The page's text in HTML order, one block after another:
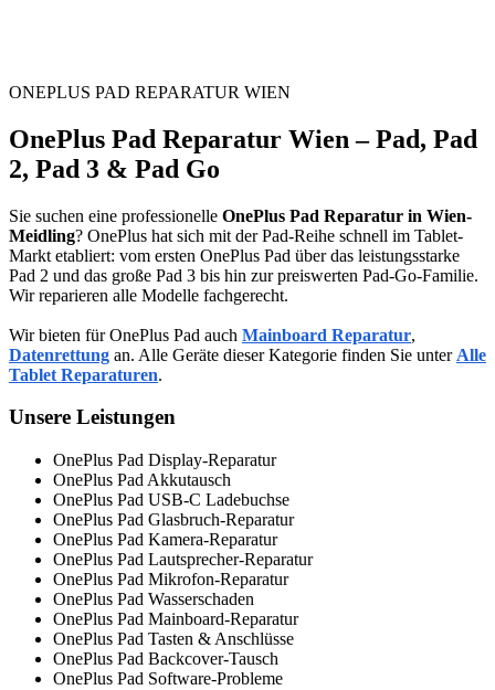
ONEPLUS PAD REPARATUR WIEN
OnePlus Pad Reparatur Wien – Pad, Pad
2, Pad 3 & Pad Go
Sie suchen eine professionelle OnePlus Pad Reparatur in Wien-
Meidling? OnePlus hat sich mit der Pad-Reihe schnell im Tablet-
Markt etabliert: vom ersten OnePlus Pad über das leistungsstarke
Pad 2 und das große Pad 3 bis hin zur preiswerten Pad-Go-Familie.
Wir reparieren alle Modelle fachgerecht.
Wir bieten für OnePlus Pad auch Mainboard Reparatur,
Datenrettung an. Alle Geräte dieser Kategorie finden Sie unter Alle
Tablet Reparaturen.
Unsere Leistungen
OnePlus Pad Display-Reparatur
OnePlus Pad Akkutausch
OnePlus Pad USB-C Ladebuchse
OnePlus Pad Glasbruch-Reparatur
OnePlus Pad Kamera-Reparatur
OnePlus Pad Lautsprecher-Reparatur
OnePlus Pad Mikrofon-Reparatur
OnePlus Pad Wasserschaden
OnePlus Pad Mainboard-Reparatur
OnePlus Pad Tasten & Anschlüsse
OnePlus Pad Backcover-Tausch
OnePlus Pad Software-Probleme